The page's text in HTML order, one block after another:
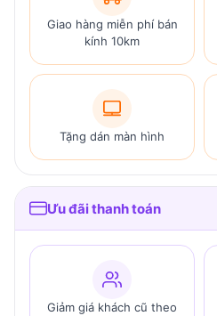
Giao hàng miễn phí bán
kính 10km
Tặng dán màn hình
Ưu đãi thanh toán
Giảm giá khách cũ theo